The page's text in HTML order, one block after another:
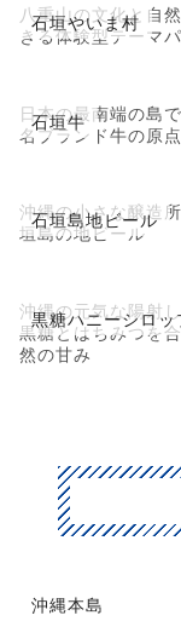
石垣やいま村
八重山の文化と自
きる体験型テーマ
石垣牛
日本の最南端の島
名ブランド牛の原点
石垣島地ビール
沖縄の小さな醸造
垣島の地ビール
黒糖ハニーシロッ
沖縄の元気な陽射
黒糖とはちみつを
然の甘み
沖縄本島